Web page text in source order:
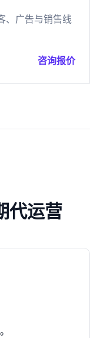
、广告与销售线
咨询报价
代运营